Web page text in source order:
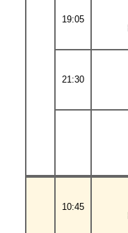
19:05
21:30
10:45